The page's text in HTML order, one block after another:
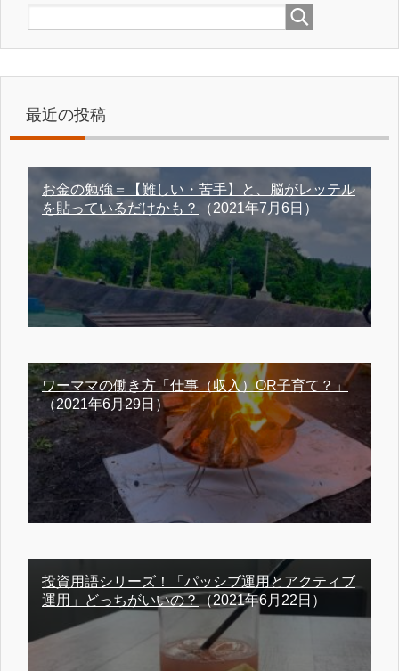
最近の投稿
お金の勉強＝【難しい・苦手】と、脳がレッテル
を貼っているだけかも？
（2021年7月6日）
ワーママの働き方「仕事（収入）OR子育て？」
（2021年6月29日）
投資用語シリーズ！「パッシブ運用とアクティブ
運用」どっちがいいの？ （2021年6月22日）